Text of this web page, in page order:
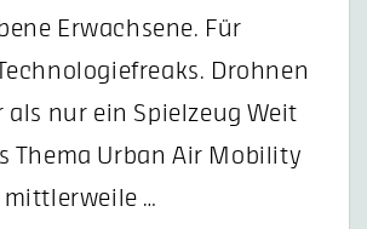
Erwachsene. Für
Drohnen
als nur ein Spielzeug Weit
Thema Urban Air Mobility
…